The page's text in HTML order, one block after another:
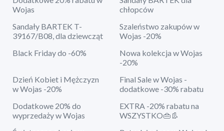
Wojas
chłopców
Sandały BARTEK T-
39167/B08, dla dziewcząt
Szaleństwo zakupów w
Wojas -20%
Black Friday do -60%
Nowa kolekcja w Wojas
-20%
Dzień Kobiet i Mężczyzn
w Wojas -20%
Final Sale w Wojas -
dodatkowe -30% rabatu
Dodatkowe 20% do
wyprzedaży w Wojas
EXTRA -20% rabatu na
WSZYSTKO👜👢